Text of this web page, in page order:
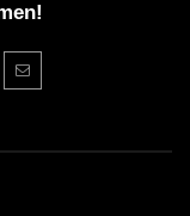
and Dub